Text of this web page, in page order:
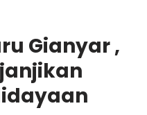
Gianyar ,